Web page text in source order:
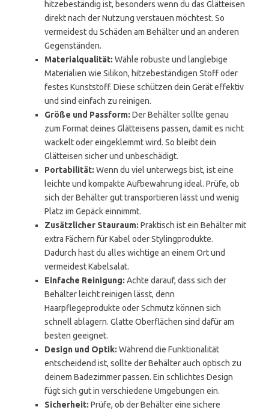
hitzebeständig ist, besonders wenn du das Glätteisen
direkt nach der Nutzung verstauen möchtest. So
vermeidest du Schäden am Behälter und an anderen
Gegenständen.
Materialqualität: Wähle robuste und langlebige
Materialien wie Silikon, hitzebeständigen Stoff oder
festes Kunststoff. Diese schützen dein Gerät effektiv
und sind einfach zu reinigen.
Größe und Passform: Der Behälter sollte genau
zum Format deines Glätteisens passen, damit es nicht
wackelt oder eingeklemmt wird. So bleibt dein
Glätteisen sicher und unbeschädigt.
Portabilität: Wenn du viel unterwegs bist, ist eine
leichte und kompakte Aufbewahrung ideal. Prüfe, ob
sich der Behälter gut transportieren lässt und wenig
Platz im Gepäck einnimmt.
Zusätzlicher Stauraum: Praktisch ist ein Behälter mit
extra Fächern für Kabel oder Stylingprodukte.
Dadurch hast du alles wichtige an einem Ort und
vermeidest Kabelsalat.
Einfache Reinigung: Achte darauf, dass sich der
Behälter leicht reinigen lässt, denn
Haarpflegeprodukte oder Schmutz können sich
schnell ablagern. Glatte Oberflächen sind dafür am
besten geeignet.
Design und Optik: Während die Funktionalität
entscheidend ist, sollte der Behälter auch optisch zu
deinem Badezimmer passen. Ein schlichtes Design
fügt sich gut in verschiedene Umgebungen ein.
Sicherheit: Prüfe, ob der Behälter eine sichere